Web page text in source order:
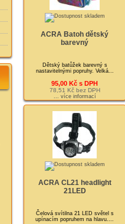
ACRA Batoh dětský
barevný
Dětský batůžek barevný s
nastavitelnými popruhy. Velká...
95,00 Kč s DPH
78,51 Kč bez DPH
... více informací
ACRA CL21 headlight
21LED
Čelová svítilna 21 LED světel s
upínacím popruhem na hlavu....